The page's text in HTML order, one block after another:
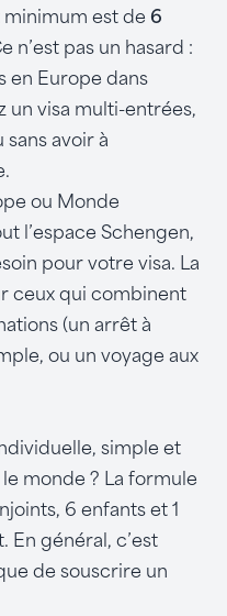
est de 6
n’est pas un hasard :
en Europe dans
un visa multi-entrées,
avoir à
ou Monde
l’espace Schengen,
pour votre visa. La
ceux qui combinent
(un arrêt à
ou un voyage aux
simple et
monde ? La formule
6 enfants et 1
En général, c’est
de souscrire un